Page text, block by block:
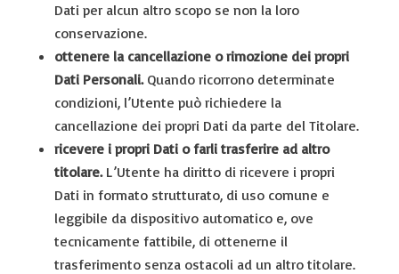
Dati per alcun altro scopo se non la loro
conservazione.
ottenere la cancellazione o rimozione dei propri
Dati Personali.Quando ricorrono determinate
condizioni, l’Utente può richiedere la
cancellazione dei propri Dati da parte del Titolare.
ricevere i propri Dati o farli trasferire ad altro
titolare.L’Utente ha diritto di ricevere i propri
Dati in formato strutturato, di uso comune e
leggibile da dispositivo automatico e, ove
tecnicamente fattibile, di ottenerne il
trasferimento senza ostacoli ad un altro titolare.